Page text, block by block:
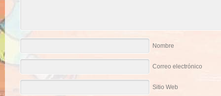
Nombre
Correo electrónico
Sitio Web